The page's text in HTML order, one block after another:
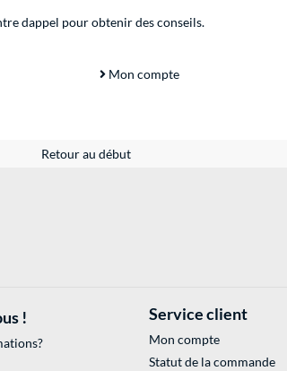
dappel pour obtenir des conseils.
Mon compte
Retour au début
! Service client
Mon compte
Statut de la commande